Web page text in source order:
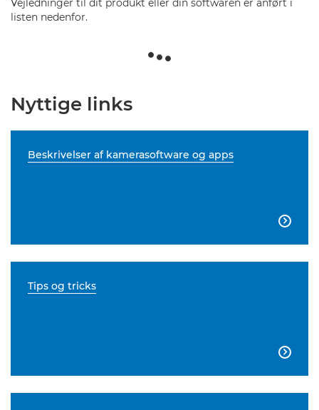
Vejledninger til dit produkt eller din softwaren er anført i
listen nedenfor.
Nyttige links
Beskrivelser af kamerasoftware og apps

Tips og tricks
